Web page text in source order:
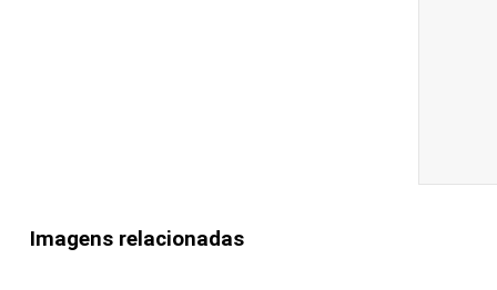
Imagens relacionadas